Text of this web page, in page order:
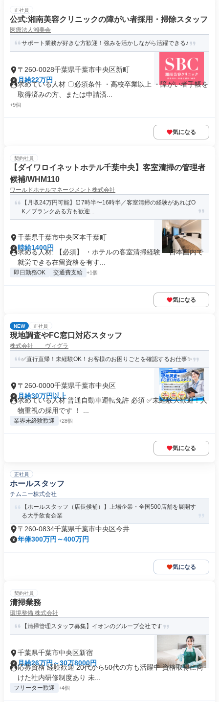
正社員
公式:湘南美容クリニックの障がい者採用・掃除スタッフ
医療法人湘美会
サポート業務が好きな方歓迎！強みを活かしながら活躍できる♪
〒260-0028千葉県千葉市中央区新町
月給22万円
求めている人材 〇必須条件 ・高校卒業以上 ・障がい者手帳を
取得済みの方、または申請済...
+9個
気になる
契約社員
【ダイワロイネットホテル千葉中央】客室清掃の管理者
候補/WHM110
ワールドホテルマネージメント株式会社
【月収24万円可能】⏰️7時半〜16時半／客室清掃の経験があればO
K／ブランクある方も歓迎...
千葉県千葉市中央区本千葉町
時給1400円
求める人材: 【必須】 ・ホテルの客室清掃経験 ・日本国内で
就労できる在留資格を有す...
即日勤務OK 交通費支給 +1個
気になる
NEW 正社員
現地調査やFC窓口対応スタッフ
株式会社 ヴィグラ
✅直行直帰！未経験OK！お客様のお困りごとを確認するお仕事✨
〒260-0000千葉県千葉市中央区
月給30万円以上
求めている人材 普通自動車運転免許 必須 ✅未経験大歓迎！人
物重視の採用です ！ ...
業界未経験歓迎 +28個
気になる
正社員
ホールスタッフ
チムニー株式会社
【ホールスタッフ（店長候補）】上場企業・全国500店舗を展開す
る大手飲食企業
〒260-0834千葉県千葉市中央区今井
年俸300万円～400万円
気になる
契約社員
清掃業務
環境整備 株式会社
【清掃管理スタッフ募集】イオンのグループ会社です
千葉県千葉市中央区新宿
月給26万円～30万8000円
応募資格 経験歓迎 20代から50代の方も活躍中 資格取得に向
けた社内研修制度あり 未...
フリーター歓迎 +4個